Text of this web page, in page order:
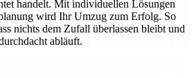
handelt. Mit individuellen Lösungen
wird Ihr Umzug zum Erfolg. So
nichts dem Zufall überlassen bleibt und
abläuft.